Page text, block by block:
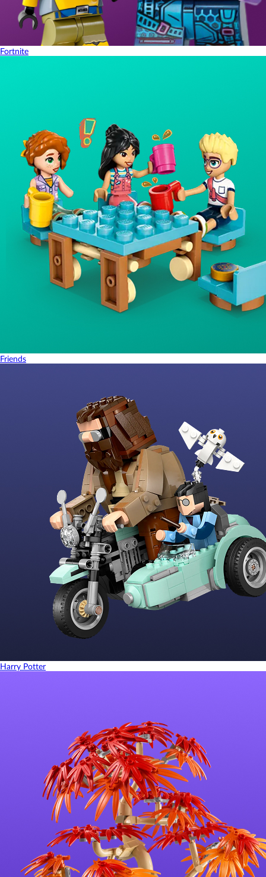
Fortnite
Friends
Harry Potter